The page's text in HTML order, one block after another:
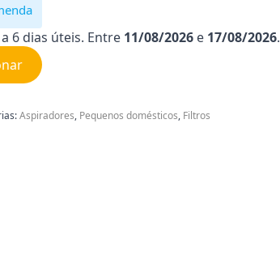
6 dias úteis. Entre 11/08/2026 e 17/08/2026.
Aspiradores, Pequenos domésticos, Filtros